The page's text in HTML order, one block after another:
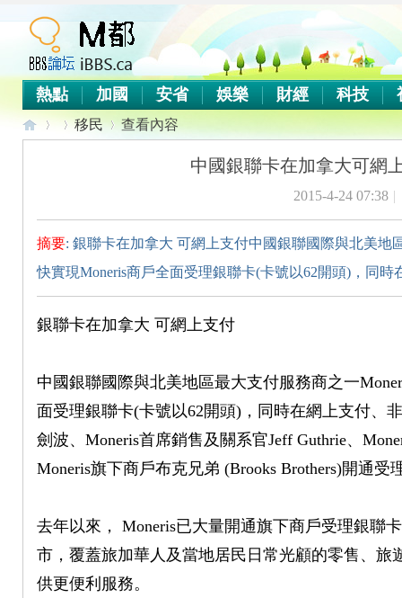
熱點 加國 安省 娛樂 財經 科技
移民 查看內容
中國銀聯卡在加拿大可網
2015-4-24 07:38 |
摘要: 銀聯卡在加拿大 可網上支付中國銀聯國際與北美地
快實現Moneris商戶全面受理銀聯卡(卡號以62開頭)，同
銀聯卡在加拿大 可網上支付
中國銀聯國際與北美地區最大支付服務商之一
面受理銀聯卡(卡號以62開頭)，同時在網上支付、
劍波、Moneris首席銷售及關系官Jeff Guthrie、
Moneris旗下商戶布克兄弟 (Brooks Brothers)開通受
去年以來， Moneris已大量開通旗下商戶受理銀聯
市，覆蓋旅加華人及當地居民日常光顧的零售、
供更便利服務。